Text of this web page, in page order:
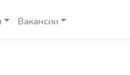
Вакансии